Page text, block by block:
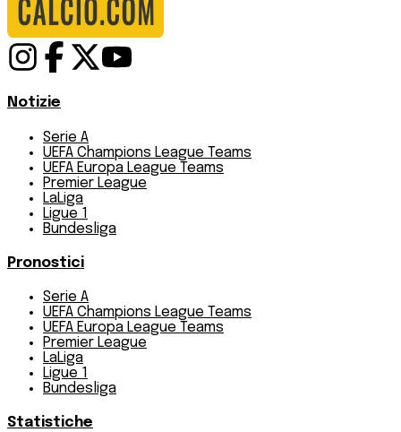
Notizie
Serie A
UEFA Champions League Teams
UEFA Europa League Teams
Premier League
LaLiga
Ligue 1
Bundesliga
Pronostici
Serie A
UEFA Champions League Teams
UEFA Europa League Teams
Premier League
LaLiga
Ligue 1
Bundesliga
Statistiche